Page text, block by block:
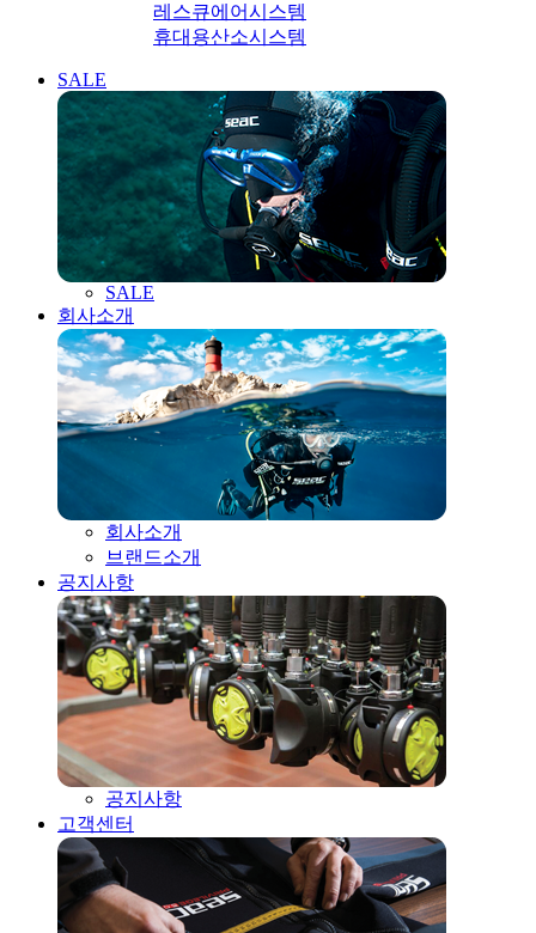
레스큐에어시스템
휴대용산소시스템
SALE
SALE
회사소개
회사소개
브랜드소개
공지사항
공지사항
고객센터